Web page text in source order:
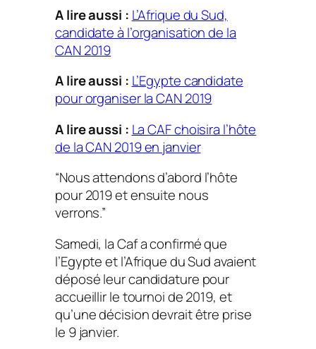
A lire aussi : L’Afrique du Sud,
candidate à l’organisation de la
CAN 2019
A lire aussi : L’Egypte candidate
pour organiser la CAN 2019
A lire aussi : La CAF choisira l’hôte
de la CAN 2019 en janvier
“Nous attendons d’abord l’hôte
pour 2019 et ensuite nous
verrons.”
Samedi, la Caf a confirmé que
l’Egypte et l’Afrique du Sud avaient
déposé leur candidature pour
accueillir le tournoi de 2019, et
qu’une décision devrait être prise
le 9 janvier.